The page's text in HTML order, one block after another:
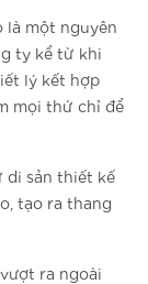
một nguyên
ty kể từ khi
lý kết hợp
mọi thứ chỉ để
di sản thiết kế
tạo ra thang
ra ngoài